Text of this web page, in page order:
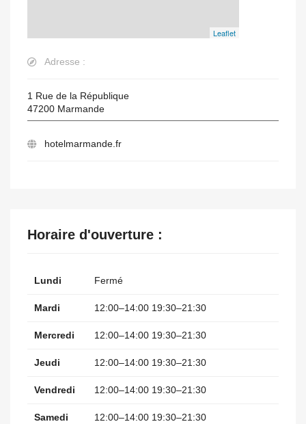
Leaflet
Adresse :
1 Rue de la République
47200 Marmande
hotelmarmande.fr
Horaire d'ouverture :
Lundi Fermé
Mardi 12:00–14:00 19:30–21:30
Mercredi 12:00–14:00 19:30–21:30
Jeudi 12:00–14:00 19:30–21:30
Vendredi 12:00–14:00 19:30–21:30
Samedi 12:00–14:00 19:30–21:30